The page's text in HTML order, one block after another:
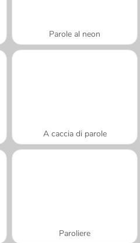
Parole al neon
A caccia di parole
Paroliere